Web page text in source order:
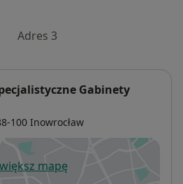
Adres 3
Gabinety
100 Inowrocław
mapę
otwiera się w nowej karcie